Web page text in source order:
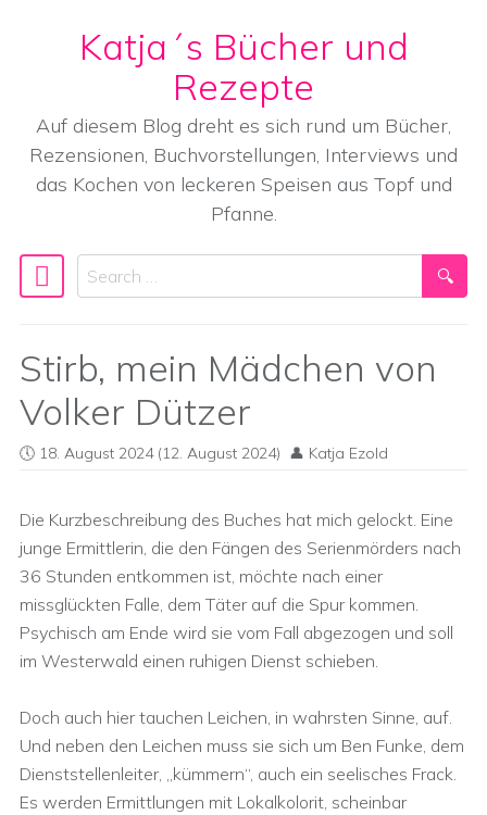
Skip to content
Katja´s Bücher und
Rezepte
Auf diesem Blog dreht es sich rund um Bücher,
Rezensionen, Buchvorstellungen, Interviews und
das Kochen von leckeren Speisen aus Topf und
Pfanne.
Main Navigation
Search
Stirb, mein Mädchen von
Volker Dützer
18. August 2024(12. August 2024) Katja Ezold
Die Kurzbeschreibung des Buches hat mich gelockt. Eine
junge Ermittlerin, die den Fängen des Serienmörders nach
36 Stunden entkommen ist, möchte nach einer
missglückten Falle, dem Täter auf die Spur kommen.
Psychisch am Ende wird sie vom Fall abgezogen und soll
im Westerwald einen ruhigen Dienst schieben.
Doch auch hier tauchen Leichen, in wahrsten Sinne, auf.
Und neben den Leichen muss sie sich um Ben Funke, dem
Dienststellenleiter, „kümmern“, auch ein seelisches Frack.
Es werden Ermittlungen mit Lokalkolorit, scheinbar